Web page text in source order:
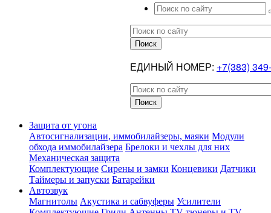
ЕДИНЫЙ НОМЕР: +7(383)
Защита от угона
Автосигнализации, иммобилайзеры, маяки Модули
обхода иммобилайзера Брелоки и чехлы для них
Механическая защита
Комплектующие Сирены и замки Концевики Датчики
Таймеры и запуски Батарейки
Автозвук
Магнитолы Акустика и сабвуферы Усилители